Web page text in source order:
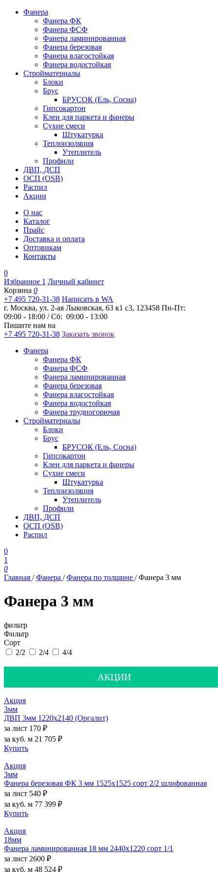
Фанера
Фанера ФК
Фанера ФСФ
Фанера ламинированная
Фанера березовая
Фанера влагостойкая
Фанера водостойкая
Стройматериалы
Блоки
Брус
БРУСОК (Ель, Сосна)
Гипсокартон
Клеи для паркета и фанеры
Сухие смеси
Штукатурка
Теплоизоляция
Утеплитель
Профили
ДВП, ДСП
ОСП (OSB)
Распил
Акции
О нас
Каталог
Прайс
Доставка и оплата
Оптовикам
Контакты
0
Избранное 1 Личный кабинет
Корзина 0
+7 495 720-31-38 Написать в WA
г. Москва, ул. 2-ая Лыковская, 63 к1 с3, 123458 Пн-Пт:
09:00 - 18:00 / Сб: 09:00 - 13:00
Пишите нам на
+7 495 720-31-38 Заказать звонок
Фанера
Фанера ФК
Фанера ФСФ
Фанера ламинированная
Фанера березовая
Фанера влагостойкая
Фанера водостойкая
Фанера трудногорючая
Стройматериалы
Блоки
Брус
БРУСОК (Ель, Сосна)
Гипсокартон
Клеи для паркета и фанеры
Сухие смеси
Штукатурка
Теплоизоляция
Утеплитель
Профили
ДВП, ДСП
ОСП (OSB)
Распил
0
1
0
Главная /Фанера /Фанера по толщине /Фанера 3 мм
Фанера 3 мм
фильтр
Фильтр
Сорт
2/2
2/4 4/4
АКЦИИ
Акция
3мм
ДВП 3мм 1220х2140 (Оргалит)
за лист 170 ₽
за куб. м 21 705 ₽
Купить
Акция
3мм
Фанера березовая ФК 3 мм 1525х1525 сорт 2/2 шлифованная
за лист 540 ₽
за куб. м 77 399 ₽
Купить
Акция
18мм
Фанера ламинированная 18 мм 2440х1220 сорт 1/1
за лист 2600 ₽
за куб. м 48 524 ₽